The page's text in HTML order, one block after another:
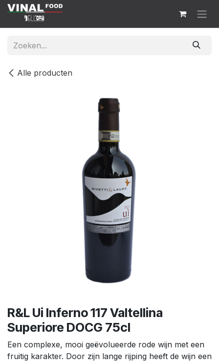
Overslaan naar inhoud
Alle producten
R&L Ui Inferno 117 Valtellina
Superiore DOCG 75cl
Een complexe, mooi geëvolueerde rode wijn met een
fruitig karakter. Door zijn lange rijping heeft de wijn een